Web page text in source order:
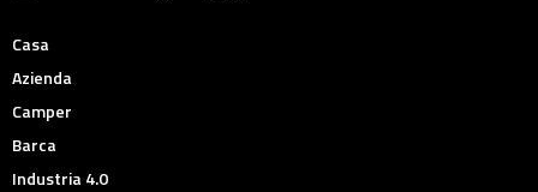
Casa
Azienda
Camper
Barca
Industria 4.0